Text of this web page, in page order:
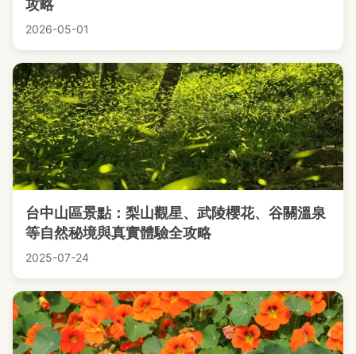
攻略
2026-05-01
台中山區景點：梨山觀星、武陵櫻花、谷關溫泉
等自然秘境與真實體驗全攻略
2025-07-24